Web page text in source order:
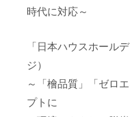
時代に対応～
「日本ハウスホール
ジ）
～「檜品質」「ゼロ
プトに